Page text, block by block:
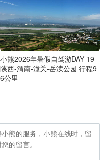
小熊2026年暑假自驾游DAY 19
陕西-渭南-潼关-岳渎公园 行程9
6公里